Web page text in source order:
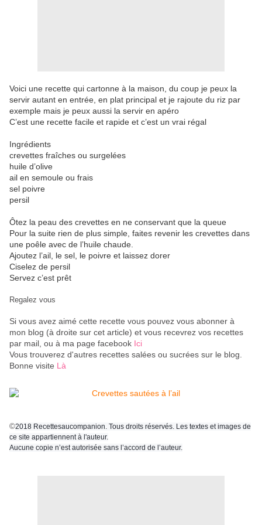
Voici une recette qui cartonne à la maison, du coup je peux la
servir autant en entrée, en plat principal et je rajoute du riz par
exemple mais je peux aussi la servir en apéro
C’est une recette facile et rapide et c’est un vrai régal
Ingrédients
crevettes fraîches ou surgelées
huile d’olive
ail en semoule ou frais
sel poivre
persil
Ôtez la peau des crevettes en ne conservant que la queue
Pour la suite rien de plus simple, faites revenir les crevettes dans
une poêle avec de l’huile chaude.
Ajoutez l’ail, le sel, le poivre et laissez dorer
Ciselez de persil
Servez c’est prêt
Regalez vous
Si vous avez aimé cette recette vous pouvez vous abonner à
mon blog (à droite sur cet article) et vous recevrez vos recettes
par mail, ou à ma page facebook Ici
Vous trouverez d'autres recettes salées ou sucrées sur le blog.
Bonne visite Là
©2018 Recettesaucompanion. Tous droits réservés. Les textes et images de
ce site appartiennent à l'auteur.
Aucune copie n’est autorisée sans l’accord de l’auteur.